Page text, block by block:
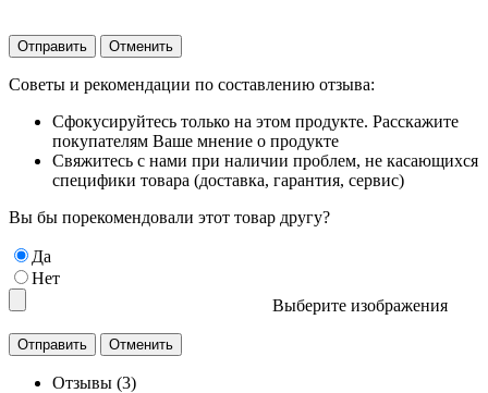
Отправить Отменить
Советы и рекомендации по составлению отзыва:
Сфокусируйтесь только на этом продукте. Расскажите
покупателям Ваше мнение о продукте
Свяжитесь с нами при наличии проблем, не касающихся
специфики товара (доставка, гарантия, сервис)
Вы бы порекомендовали этот товар другу?
Да
Нет
Выберите изображения
Отзывы (3)